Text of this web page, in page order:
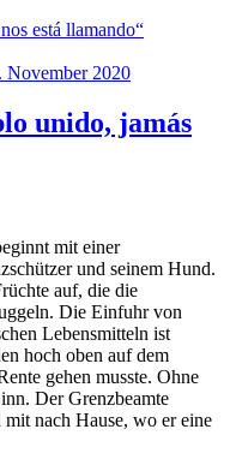
está llamando“
November 2020
unido, jamás
mit einer
und seinem Hund.
auf, die die
Die Einfuhr von
Lebensmitteln ist
hoch oben auf dem
gehen musste. Ohne
Der Grenzbeamte
nach Hause, wo er eine